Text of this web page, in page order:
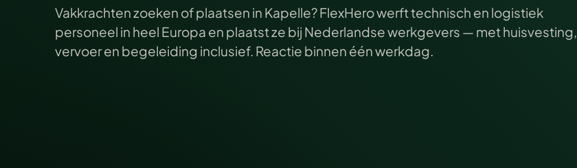
Vakkrachten zoeken of plaatsen in Kapelle? FlexHero werft technisch en logistiek
personeel in heel Europa en plaatst ze bij Nederlandse werkgevers — met huisvesting,
vervoer en begeleiding inclusief. Reactie binnen één werkdag.